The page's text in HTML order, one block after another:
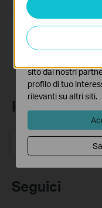
Sistema operativo:
Iscriviti alla
Indirizzo email
Seguici
Analytics e
I cookies analitici
attività sul nostro
funzionalità.
sito dai nostri
profilo di tuo
rilevanti su altri siti.